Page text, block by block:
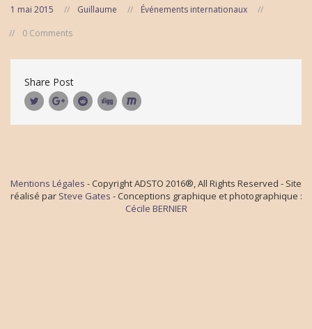
1 mai 2015 Guillaume
Événements internationaux
0 Comments
Share Post
Mentions Légales - Copyright ADSTO 2016®, All Rights Reserved - Site
réalisé par Steve Gates - Conceptions graphique et photographique :
Cécile BERNIER